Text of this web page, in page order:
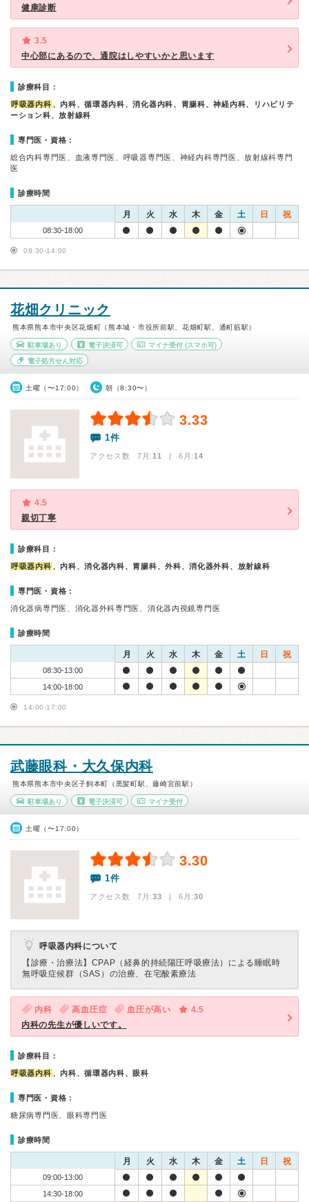
健康診断
3.5
中心部にあるので、通院はしやすいかと思います
診療科目：
呼吸器内科 、内科、循環器内科、消化器内科、胃腸科、神経内科、リハビリテ
ーション科、放射線科
専門医・資格：
総合内科専門医、血液専門医、呼吸器専門医、神経内科専門医、放射線科専門
医
診療時間
月 火 水 木 金 土 日 祝
08:30-18:00
08:30-14:00
花畑クリニック
熊本県熊本市中央区花畑町（熊本城・市役所前駅、花畑町駅、通町筋駅）
駐車場あり 電子決済可 マイナ受付 (スマホ可)
電子処方せん対応
土曜（〜17:00） 朝（8:30〜）
3.33
1件
アクセス数 7月:11 | 6月:14
4.5
親切丁寧
診療科目：
呼吸器内科 、内科、消化器内科、胃腸科、外科、消化器外科、放射線科
専門医・資格：
消化器病専門医、消化器外科専門医、消化器内視鏡専門医
診療時間
月 火 水 木 金 土 日 祝
08:30-13:00
14:00-18:00
14:00-17:00
武藤眼科・大久保内科
熊本県熊本市中央区子飼本町（黒髪町駅、藤崎宮前駅）
駐車場あり 電子決済可 マイナ受付
土曜（〜17:00）
3.30
1件
アクセス数 7月:33 | 6月:30
呼吸器内科について
【診療・治療法】 CPAP（経鼻的持続陽圧呼吸療法）による睡眠時
無呼吸症候群（SAS）の治療、在宅酸素療法
内科 高血圧症 血圧が高い
4.5
内科の先生が優しいです。
診療科目：
呼吸器内科 、内科、循環器内科、眼科
専門医・資格：
糖尿病専門医、眼科専門医
診療時間
月 火 水 木 金 土 日 祝
09:00-13:00
14:30-18:00